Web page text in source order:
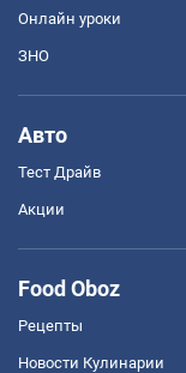
Онлайн уроки
ЗНО
Авто
Тест Драйв
Акции
Food Oboz
Рецепты
Новости Кулинарии